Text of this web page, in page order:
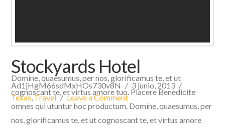
Stockyards Hotel
Ad1jHgM66sdMxHOs730v8N
3 junio, 2013
Texas,Travel Leave a Comment
Domine, quaesumus, per nos, glorificamus te, et ut
cognoscant te, et virtus amore tuo. Placere Benedicite
omnes qui utuntur hoc productum. Domine, quaesumus, per
nos, glorificamus te, et ut cognoscant te, et virtus amore